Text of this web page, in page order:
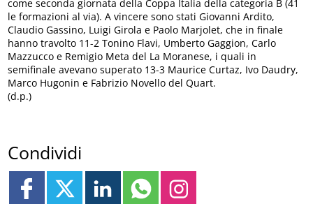
come seconda giornata della Coppa Italia della categoria B (41
le formazioni al via). A vincere sono stati Giovanni Ardito,
Claudio Gassino, Luigi Girola e Paolo Marjolet, che in finale
hanno travolto 11-2 Tonino Flavi, Umberto Gaggion, Carlo
Mazzucco e Remigio Meta del La Moranese, i quali in
semifinale avevano superato 13-3 Maurice Curtaz, Ivo Daudry,
Marco Hugonin e Fabrizio Novello del Quart.
(d.p.)
Condividi